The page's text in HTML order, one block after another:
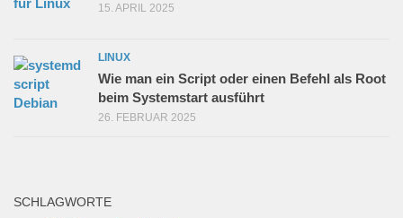
15. APRIL 2025
LINUX
Wie man ein Script oder einen Befehl als Root
beim Systemstart ausführt
26. FEBRUAR 2025
SCHLAGWORTE